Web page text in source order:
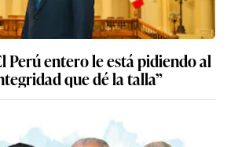
Perú entero le está pidiendo al
que dé la talla”